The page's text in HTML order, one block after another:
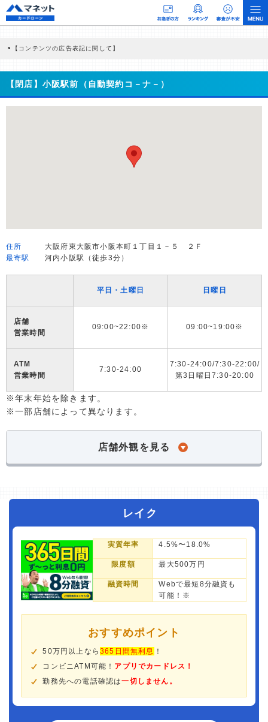
【コンテンツの広告表記に関して】
商品を根拠なくPRするものではなく、当編集部の調査／ユーザーへの口コミ収集な
どに基づき、公平性を担保した情報提供を行っています。
>提携企業一覧
【閉店】小阪駅前（自動契約コ－ナ－）
住所
大阪府東大阪市小阪本町１丁目１－５ ２Ｆ
最寄駅
河内小阪駅（徒歩3分）
平日・土曜日 日曜日
店舗
営業時間
09:00~22:00※ 09:00~19:00※
ATM
営業時間
7:30-24:00
7:30-24:00/7:30-22:00/
第3日曜日7:30-20:00
※年末年始を除きます。
※一部店舗によって異なります。
店舗外観を見る
レイク
実質年率 4.5%〜18.0%
限度額 最大500万円
融資時間
Webで最短8分融資も
可能！※
おすすめポイント
50万円以上なら365日間無利息 ！
コンビニATM可能！ アプリでカードレス！
勤務先への電話確認は一切しません。